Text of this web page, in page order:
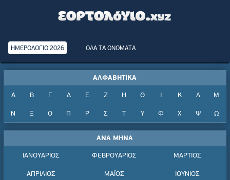
ΗΜΕΡΟΛΟΓΙΟ 2026 ΟΛΑ ΤΑ ΟΝΟΜΑΤΑ
ΑΛΦΑΒΗΤΙΚΑ
Α Β Γ Δ Ε Ζ Η Θ Κ Λ Μ
Ν Ξ Ο Π Ρ Σ Τ Υ Φ Χ Ψ Ω
ΑΝΑ ΜΗΝΑ
ΙΑΝΟΥΑΡΙΟΣ ΦΕΒΡΟΥΑΡΙΟΣ ΜΑΡΤΙΟΣ
ΑΠΡΙΛΙΟΣ ΜΑΪΟΣ ΙΟΥΝΙΟΣ